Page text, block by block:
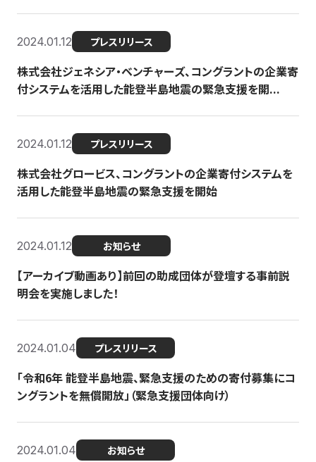
2024.01.12 プレスリリース
株式会社ジェネシア・ベンチャーズ、コングラントの企業寄
付システムを活用した能登半島地震の緊急支援を開...
2024.01.12 プレスリリース
株式会社グロービス、コングラントの企業寄付システムを
活用した能登半島地震の緊急支援を開始
2024.01.12 お知らせ
【アーカイブ動画あり】前回の助成団体が登壇する事前説
明会を実施しました！
2024.01.04 プレスリリース
「令和6年 能登半島地震、緊急支援のための寄付募集にコ
ングラントを無償開放」（緊急支援団体向け）
2024.01.04 お知らせ